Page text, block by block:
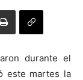
durante el
este martes la